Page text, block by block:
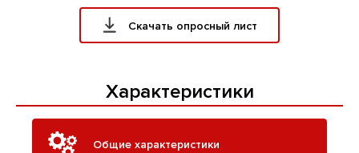
Скачать опросный лист
Характеристики
Общие характеристики